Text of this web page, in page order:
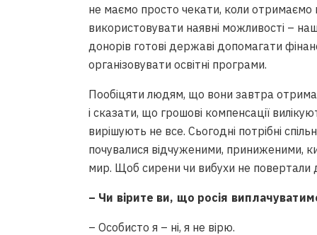
не маємо просто чекати, коли отримаємо
використовувати наявні можливості –
донорів готові державі допомагати
організовувати освітні програми.
Пообіцяти людям, що вони завтра
і сказати, що грошові компенсації
вирішують не все. Сьогодні потрібні
почувалися відчуженими, приниженими,
мир. Щоб сирени чи вибухи не повертали
– Чи вірите ви, що росія виплачуватиме
– Особисто я – ні, я не вірю.